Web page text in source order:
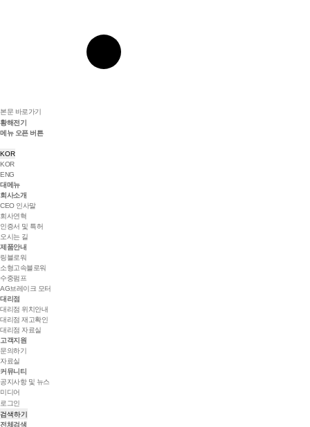
본문 바로가기
황해전기
메뉴 오픈 버튼
KOR
KOR
ENG
대메뉴
회사소개
CEO 인사말
회사연혁
인증서 및 특허
오시는 길
제품안내
링블로워
소형고속블로워
수중펌프
AG브레이크 모터
대리점
대리점 위치안내
대리점 재고확인
대리점 자료실
고객지원
문의하기
자료실
커뮤니티
공지사항 및 뉴스
미디어
로그인
검색하기
전체검색